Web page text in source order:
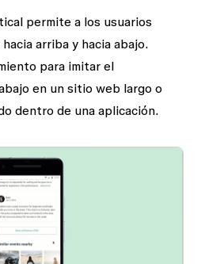
permite a los usuarios
arriba y hacia abajo.
para imitar el
en un sitio web largo o
dentro de una aplicación.